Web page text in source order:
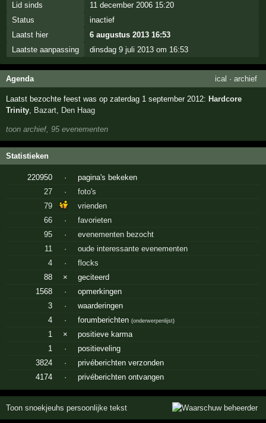
Lid sinds
11 december 2006 15:20
Status
inactief
Laatst hier
6 augustus 2013 16:53
Laatste aanpassing
dinsdag 9 juli 2013 om 16:53
Agenda ical · archief
Laatst bezochte feest was op zaterdag 1 september 2012: Hardcore
Trinity, Bazart, Den Haag
toon archief, 95 evenementen
Statistieken
220950 ·
pagina's bekeken
27
·
foto's
79
vrienden
66
·
favorieten
95
·
evenementen bezocht
11
·
oude interessante evenementen
4
·
flocks
88
×
geciteerd
1568
·
opmerkingen
3
·
waarderingen
4
· forumberichten(onderwerpenlijst)
1 ×
positieve karma
1
·
positieveling
3824
·
privéberichten verzonden
4174
· privéberichten ontvangen
Toon snoekjeuhs persoonlijke tekst